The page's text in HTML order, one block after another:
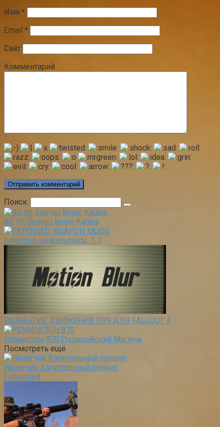
Имя *
Email *
Сайт
Комментарий
Поиск:
AE-86 Seiryuu Beam Katana
Extended weapon mods 1.7
РАЗМЫТИЕ ДВИЖЕНИЯ 0.99 ДЛЯ FALLOUT 4
Ремингтон 870 Полицейский Магнум
Посмотреть ещё
Налетчик Капитальный ремонт
Геймплей